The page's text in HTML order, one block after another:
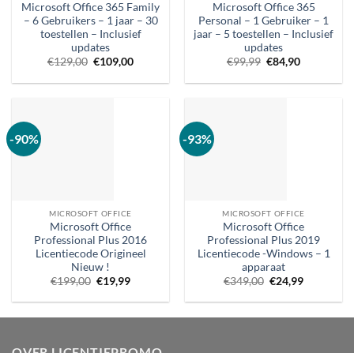
Microsoft Office 365 Family
– 6 Gebruikers – 1 jaar – 30
toestellen – Inclusief
updates
€129,00 Oorspronkelijke
was:
€109,00Huidige
is:
Microsoft Office 365
Personal – 1 Gebruiker – 1
jaar – 5 toestellen – Inclusief
updates
€99,99 Oorspronkelijke
prijs
was:
€84,90Huidige
is:
-90%
MICROSOFT OFFICE
Microsoft Office
Professional Plus 2016
Licentiecode Origineel
Nieuw !
€199,00 Oorspronkelijke
prijs
was:
€19,99Huidige
is:
-93%
MICROSOFT OFFICE
Microsoft Office
Professional Plus 2019
Licentiecode -Windows – 1
apparaat
€349,00 Oorspronkelijke
prijs
was:
€24,99Huidige
is: